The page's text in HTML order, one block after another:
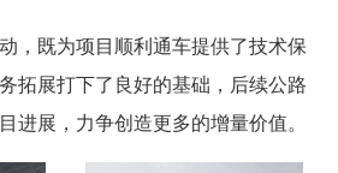
，既为项目顺利通车提供了技术保
拓展打下了良好的基础，后续公路
进展，力争创造更多的增量价值。